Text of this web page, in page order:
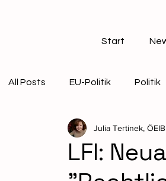
Start
All Posts EU-Politik Politik
Landwirtschaft Termin
LFI:
Julia Tertinek, ÖEIB